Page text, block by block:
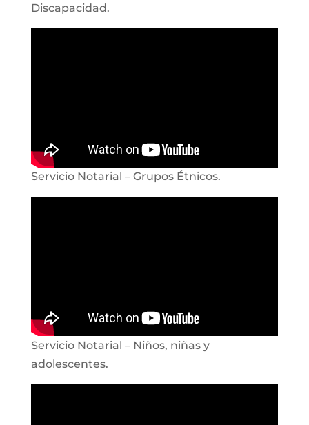
Discapacidad.
Servicio Notarial – Grupos Étnicos.
Servicio Notarial – Niños, niñas y
adolescentes.